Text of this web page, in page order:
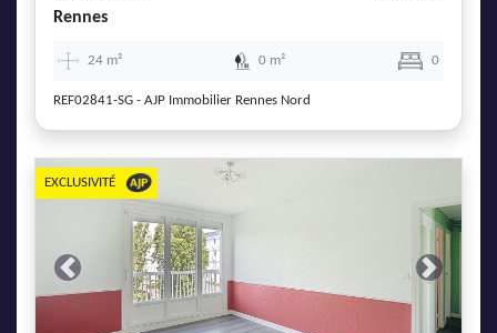
Rennes
24 m² 0 m² 0
REF02841-SG - AJP Immobilier Rennes Nord
Previous Next
EXCLUSIVITÉ